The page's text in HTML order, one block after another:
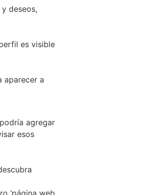
deseos,
es visible
aparecer a
agregar
esos
‘página web